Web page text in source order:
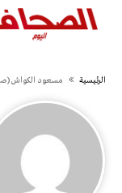
‫الرئيسية‬ مسعود الكواش(‫صفحة‬ 9)